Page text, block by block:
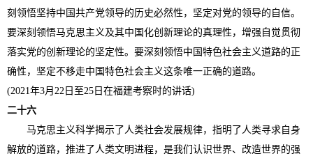
刻领悟坚持中国共产党领导的历史必然性，坚定对党的领导的自信。
要深刻领悟马克思主义及其中国化创新理论的真理性，增强自觉贯彻
落实党的创新理论的坚定性。要深刻领悟中国特色社会主义道路的正
确性，坚定不移走中国特色社会主义这条唯一正确的道路。
(2021年3月22日至25日在福建考察时的讲话)
二十六
马克思主义科学揭示了人类社会发展规律，指明了人类寻求自身
解放的道路，推进了人类文明进程，是我们认识世界、改造世界的强